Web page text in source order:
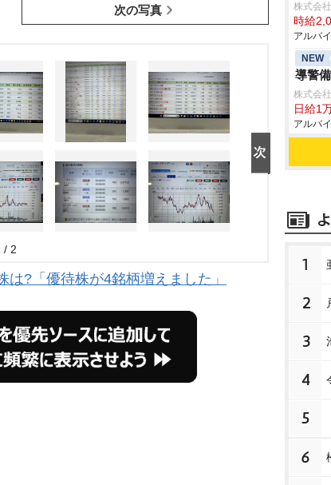
次の写真
/ 2
は?「優待株が4銘柄増えました」
株式会
時給
アルバ
NEW
導警
株式会
日給1
アルバ
1
2
3
4
5
6